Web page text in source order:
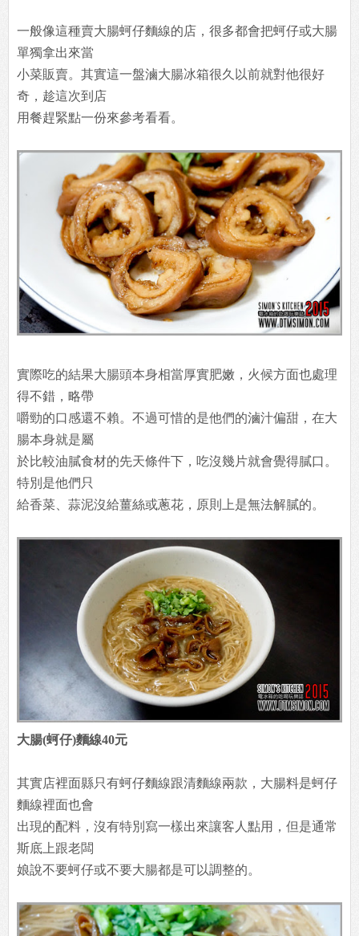
一般像這種賣大腸蚵仔麵線的店，很多都會把蚵仔或大腸
單獨拿出來當
小菜販賣。其實這一盤滷大腸冰箱很久以前就對他很好
奇，趁這次到店
用餐趕緊點一份來參考看看。
實際吃的結果大腸頭本身相當厚實肥嫩，火候方面也處理
得不錯，略帶
嚼勁的口感還不賴。不過可惜的是他們的滷汁偏甜，在大
腸本身就是屬
於比較油膩食材的先天條件下，吃沒幾片就會覺得膩口。
特別是他們只
給香菜、蒜泥沒給薑絲或蔥花，原則上是無法解膩的。
大腸(蚵仔)麵線40元
其實店裡面縣只有蚵仔麵線跟清麵線兩款，大腸料是蚵仔
麵線裡面也會
出現的配料，沒有特別寫一樣出來讓客人點用，但是通常
斯底上跟老闆
娘說不要蚵仔或不要大腸都是可以調整的。